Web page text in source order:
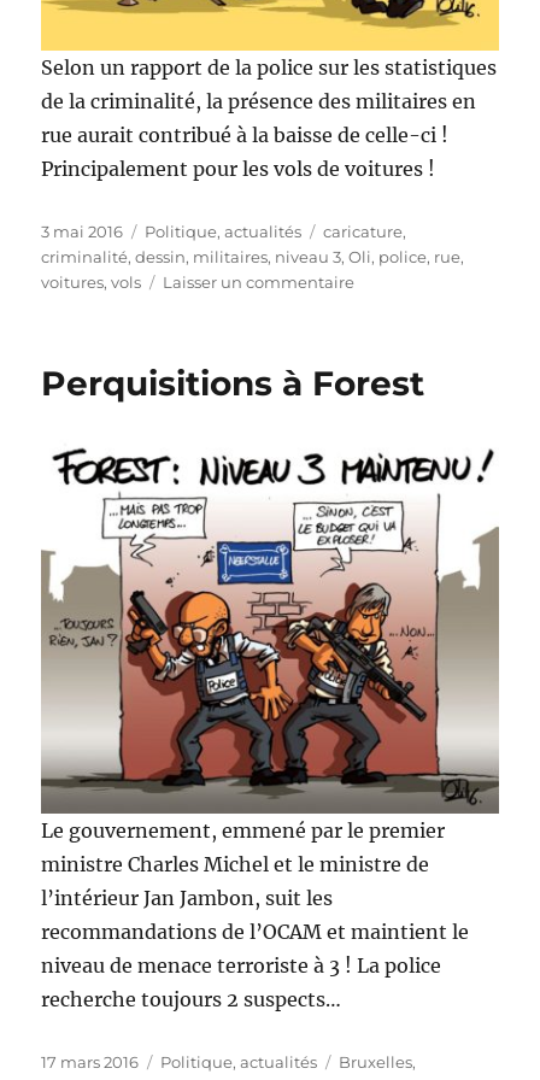
Selon un rapport de la police sur les statistiques
de la criminalité, la présence des militaires en
rue aurait contribué à la baisse de celle-ci !
Principalement pour les vols de voitures !
Publié
le
3 mai 2016 Catégories
Politique, actualités Étiquettes
caricature,
criminalité,dessin, militaires, niveau 3,Oli, police, rue,
voitures,vols Laisser un commentairesur
Perquisitions à Forest
Le gouvernement, emmené par le premier
ministre Charles Michel et le ministre de
l’intérieur Jan Jambon, suit les
recommandations de l’OCAM et maintient le
niveau de menace terroriste à 3 ! La police
recherche toujours 2 suspects…
Publié
17 mars 2016 Catégories
Politique, actualités Étiquettes
Bruxelles,